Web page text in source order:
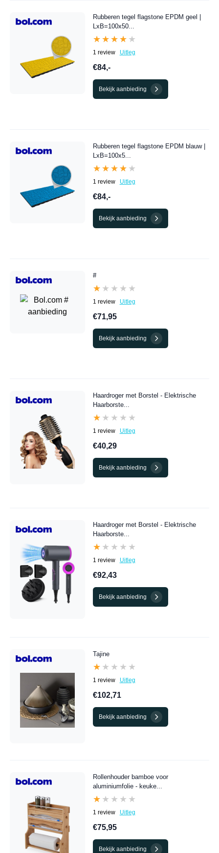
Rubberen tegel flagstone EPDM geel |
LxB=100x50...
★★★★★
★★★★★
1 review Uitleg
€84,-
Bekijk aanbieding
Rubberen tegel flagstone EPDM blauw |
LxB=100x5...
★★★★★
★★★★★
1 review Uitleg
€84,-
Bekijk aanbieding
#
★★★★★
★★★★★
1 review Uitleg
€71,95
Bekijk aanbieding
Haardroger met Borstel - Elektrische
Haarborste...
★★★★★
★★★★★
1 review Uitleg
€40,29
Bekijk aanbieding
Haardroger met Borstel - Elektrische
Haarborste...
★★★★★
★★★★★
1 review Uitleg
€92,43
Bekijk aanbieding
Tajine
★★★★★
★★★★★
1 review Uitleg
€102,71
Bekijk aanbieding
Rollenhouder bamboe voor
aluminiumfolie - keuke...
★★★★★
★★★★★
1 review Uitleg
€75,95
Bekijk aanbieding